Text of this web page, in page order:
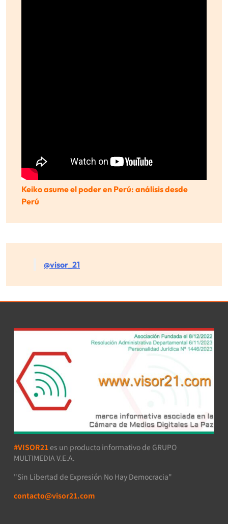
Keiko asume el poder en Perú: análisis desde
Perú
@visor_21
#VISOR21 es un producto informativo de GRUPO
MULTIMEDIA V.E.A.
"Sin Libertad de Expresión No Hay Democracia"
contacto@visor21.com